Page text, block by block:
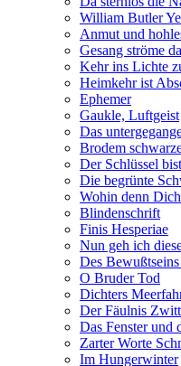
William Butler
Anmut und
Gesang ströme
Kehr ins Lichte
Heimkehr ist
Ephemer
Gaukle, Luftgeist
Das
Brodem
Der Schlüssel
Die begrünte
Wohin denn
Blindenschrift
Finis Hesperiae
Nun geh ich
Des
O Bruder Tod
Dichters
Der Fäulnis
Das Fenster und
Zarter Worte
Im Hungerwinter